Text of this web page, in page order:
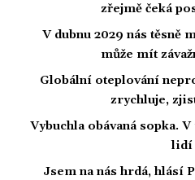
zřejmě čeká
V dubnu 2029 nás těsně
může mít
Globální oteplování
zrychluje,
Vybuchla obávaná sopka.
lidí
Jsem na nás hrdá, hlásí